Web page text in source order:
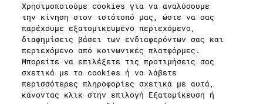
ΜΥ M·A·C / ΕΙΣΟΔΟΣ
ΣΥΝΔΕΘΕΙΤΕ
Χρησιμοποιούμε cookies για να αναλύσουμε
την κίνηση στον ιστότοπό μας, ώστε να σας
παρέχουμε εξατομικευμένο περιεχόμενο,
διαφημίσεις βάσει των ενδιαφερόντων σας και
περιεχόμενο από κοινωνικές πλατφόρμες.
Μπορείτε να επιλέξετε τις προτιμήσεις σας
σχετικά με τα cookies ή να λάβετε
περισσότερες πληροφορίες σχετικά με αυτά,
κάνοντας κλικ στην επιλογή Εξατομίκευση ή